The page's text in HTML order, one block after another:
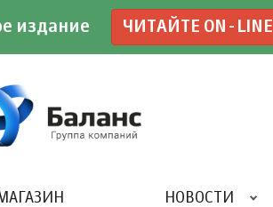
издание ЧИТАЙТЕ ON-LINE
НОВОСТИ